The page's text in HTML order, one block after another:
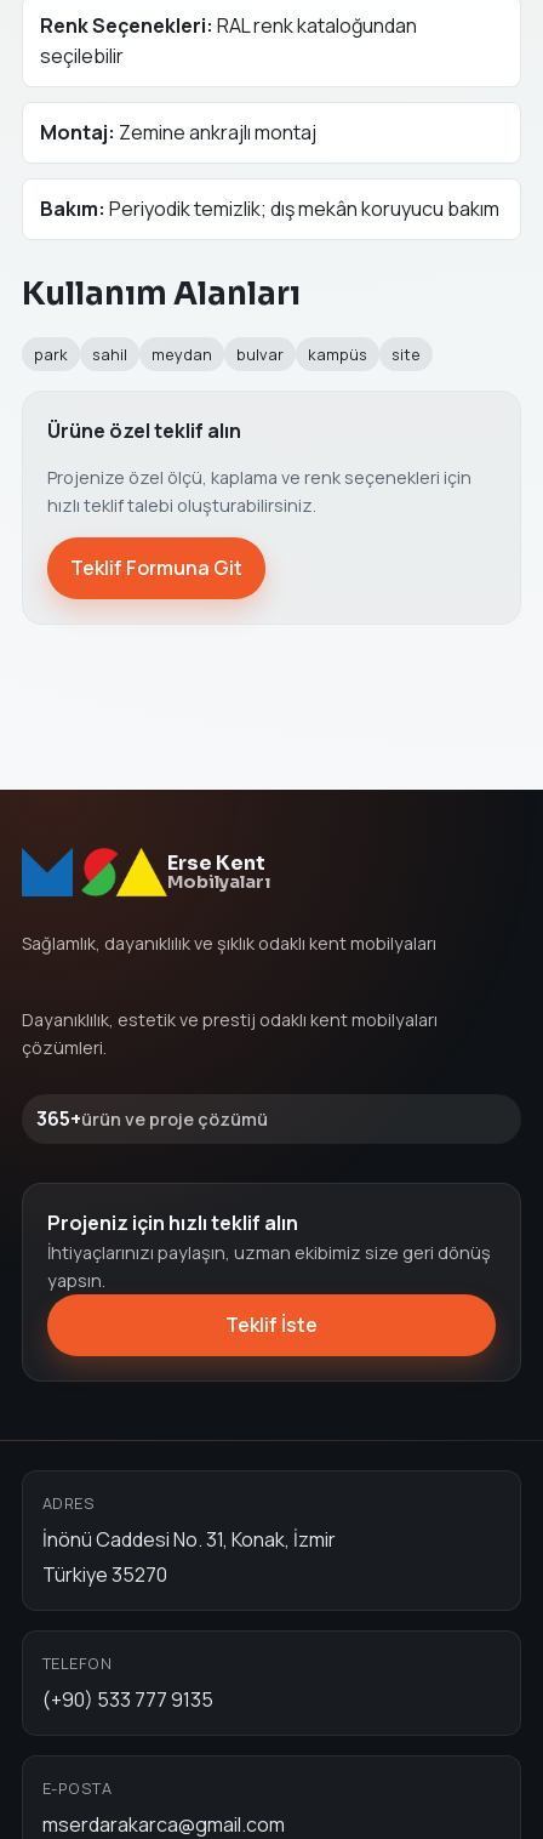
Renk Seçenekleri: RAL renk kataloğundan
seçilebilir
Montaj: Zemine ankrajlı montaj
Bakım: Periyodik temizlik; dış mekân koruyucu bakım
Kullanım Alanları
park sahil meydan bulvar kampüs site
Ürüne özel teklif alın
Projenize özel ölçü, kaplama ve renk seçenekleri için
hızlı teklif talebi oluşturabilirsiniz.
Teklif Formuna Git
Erse Kent
Mobilyaları
Sağlamlık, dayanıklılık ve şıklık odaklı kent mobilyaları
Dayanıklılık, estetik ve prestij odaklı kent mobilyaları
çözümleri.
365+ürün ve proje çözümü
Projeniz için hızlı teklif alın
İhtiyaçlarınızı paylaşın, uzman ekibimiz size geri dönüş
yapsın.
Teklif İste
ADRES
İnönü Caddesi No. 31, Konak, İzmir
Türkiye 35270
TELEFON
(+90) 533 777 9135
E-POSTA
mserdarakarca@gmail.com